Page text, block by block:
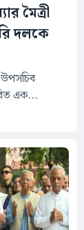
মৈত্রী
দলকে
উপসচিব
এক...